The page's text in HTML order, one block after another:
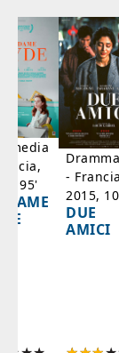
95'
-
2015,
DUE
AMICI